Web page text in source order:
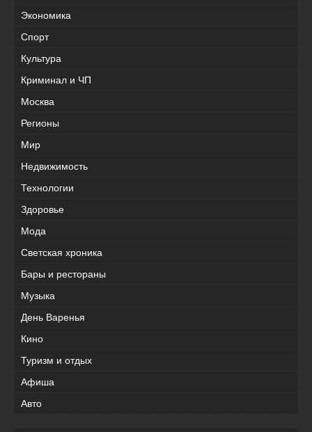
Экономика
Спорт
Культура
Криминал и ЧП
Москва
Регионы
Мир
Недвижимость
Технологии
Здоровье
Мода
Светская хроника
Бары и рестораны
Музыка
День Варенья
Кино
Туризм и отдых
Афиша
Авто